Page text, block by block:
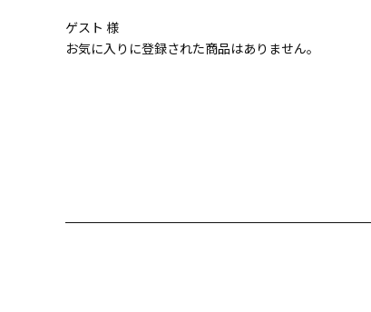
ゲスト 様
お気に入りに登録された商品はありません。